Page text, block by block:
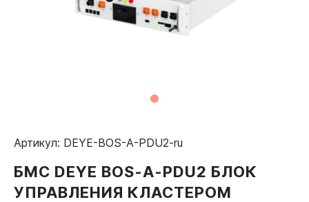
Артикул: DEYE-BOS-A-PDU2-ru
БМС DEYE BOS-A-PDU2 БЛОК
УПРАВЛЕНИЯ КЛАСТЕРОМ